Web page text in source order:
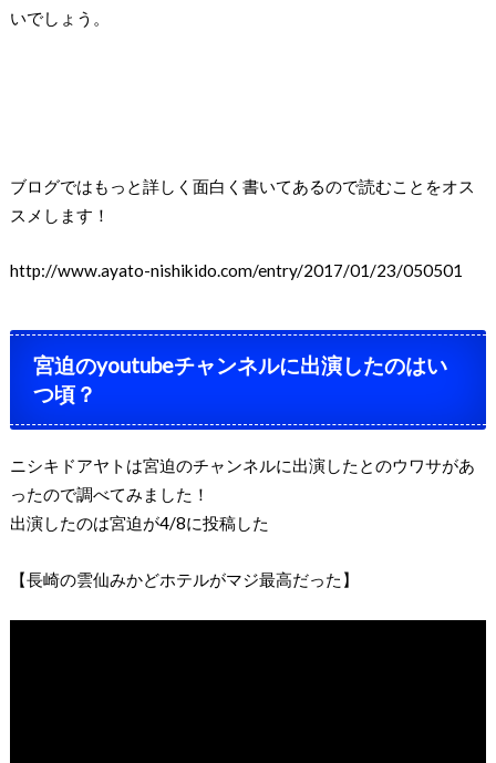
いでしょう。
ブログではもっと詳しく面白く書いてあるので読むことをオス
スメします！
http://www.ayato-nishikido.com/entry/2017/01/23/050501
宮迫のyoutubeチャンネルに出演したのはい
つ頃？
ニシキドアヤトは宮迫のチャンネルに出演したとのウワサがあ
ったので調べてみました！
出演したのは宮迫が4/8に投稿した
【長崎の雲仙みかどホテルがマジ最高だった】